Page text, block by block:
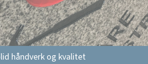
håndverk og kvalitet